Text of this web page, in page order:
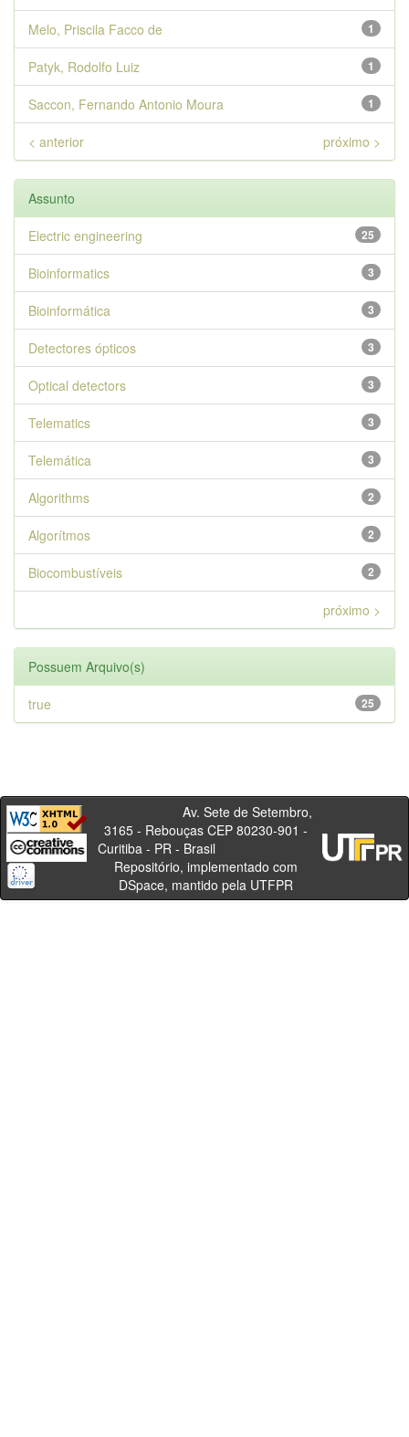
1
Melo, Priscila Facco de
1
Patyk, Rodolfo Luiz
1
Saccon, Fernando Antonio Moura
< anterior próximo >
Assunto
25
Electric engineering
3
Bioinformatics
3
Bioinformática
3
Detectores ópticos
3
Optical detectors
3
Telematics
3
Telemática
2
Algorithms
2
Algorítmos
2
Biocombustíveis
próximo >
Possuem Arquivo(s)
25
true
Av. Sete de Setembro,
3165 - Rebouças CEP 80230-901 -
Curitiba - PR - Brasil
Repositório, implementado com
DSpace, mantido pela UTFPR